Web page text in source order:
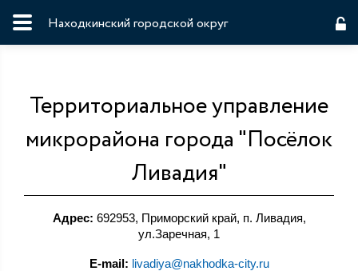
Находкинский городской округ
Территориальное управление
микрорайона города "Посёлок
Ливадия"
Адрес: 692953, Приморский край, п. Ливадия,
ул.Заречная, 1
E-mail: livadiya@nakhodka-city.ru